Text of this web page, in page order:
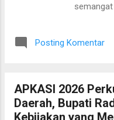
kegiatan
Radityo
perayaan
selama
Posting Komentar
APKASI 2026
Daerah, Bupati
Kebijakan yang